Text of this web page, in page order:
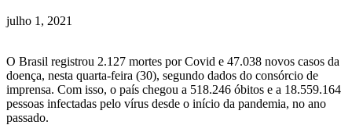
julho 1, 2021
O Brasil registrou 2.127 mortes por Covid e 47.038 novos casos da
doença, nesta quarta-feira (30), segundo dados do consórcio de
imprensa. Com isso, o país chegou a 518.246 óbitos e a 18.559.164
pessoas infectadas pelo vírus desde o início da pandemia, no ano
passado.